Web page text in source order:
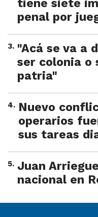
tiene siete
penal por
3. "Acá se va a
ser colonia o
patria"
4. Nuevo
operarios
sus tareas
5. Juan
nacional en